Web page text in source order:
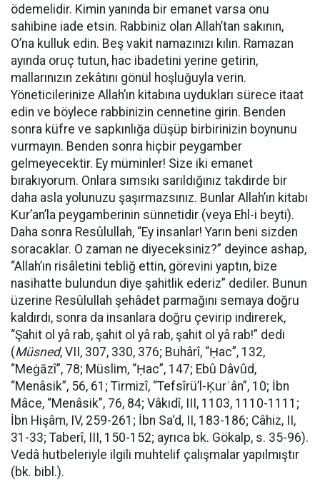
ödemelidir. Kimin yanında bir emanet varsa onu
sahibine iade etsin. Rabbiniz olan Allah’tan sakının,
O’na kulluk edin. Beş vakit namazınızı kılın. Ramazan
ayında oruç tutun, hac ibadetini yerine getirin,
mallarınızın zekâtını gönül hoşluğuyla verin.
Yöneticilerinize Allah’ın kitabına uydukları sürece itaat
edin ve böylece rabbinizin cennetine girin. Benden
sonra küfre ve sapkınlığa düşüp birbirinizin boynunu
vurmayın. Benden sonra hiçbir peygamber
gelmeyecektir. Ey müminler! Size iki emanet
bırakıyorum. Onlara sımsıkı sarıldığınız takdirde bir
daha asla yolunuzu şaşırmazsınız. Bunlar Allah’ın kitabı
Kur’an’la peygamberinin sünnetidir (veya Ehl-i beyti).
Daha sonra Resûlullah, “Ey insanlar! Yarın beni sizden
soracaklar. O zaman ne diyeceksiniz?” deyince ashap,
“Allah’ın risâletini tebliğ ettin, görevini yaptın, bize
nasihatte bulundun diye şahitlik ederiz” dediler. Bunun
üzerine Resûlullah şehâdet parmağını semaya doğru
kaldırdı, sonra da insanlara doğru çevirip indirerek,
“Şahit ol yâ rab, şahit ol yâ rab, şahit ol yâ rab!” dedi
(Müsned, VII, 307, 330, 376; Buhârî, “Ḥac”, 132,
“Meġāzî”, 78; Müslim, “Ḥac”, 147; Ebû Dâvûd,
“Menâsik”, 56, 61; Tirmizî, “Tefsîrü’l-Ḳurʾân”, 10; İbn
Mâce, “Menâsik”, 76, 84; Vâkıdî, III, 1103, 1110-1111;
İbn Hişâm, IV, 259-261; İbn Sa‘d, II, 183-186; Câhiz, II,
31-33; Taberî, III, 150-152; ayrıca bk. Gökalp, s. 35-96).
Vedâ hutbeleriyle ilgili muhtelif çalışmalar yapılmıştır
(bk. bibl.).